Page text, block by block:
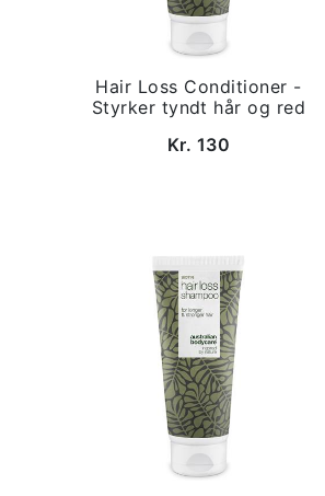
Hair Loss Conditioner -
Styrker tyndt hår og red
Kr. 130